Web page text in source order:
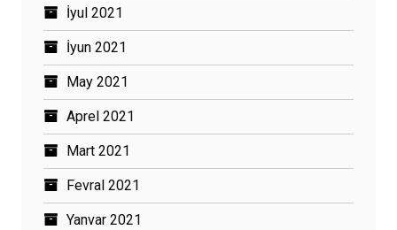
İyul 2021
İyun 2021
May 2021
Aprel 2021
Mart 2021
Fevral 2021
Yanvar 2021